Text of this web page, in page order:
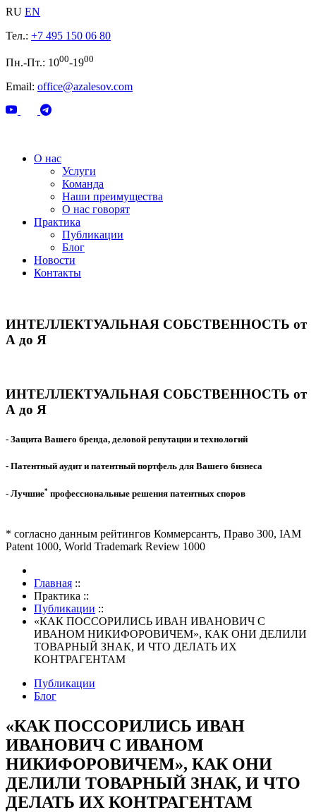
RU EN
Тел.: +7 495 150 06 80
Пн.-Пт.: 1000-1900
Email: office@azalesov.com
О нас
Услуги
Команда
Наши преимущества
О нас говорят
Практика
Публикации
Блог
Новости
Контакты
ИНТЕЛЛЕКТУАЛЬНАЯ СОБСТВЕННОСТЬ от
А до Я
ИНТЕЛЛЕКТУАЛЬНАЯ СОБСТВЕННОСТЬ от
А до Я
- Защита Вашего бренда, деловой репутации и технологий
- Патентный аудит и патентный портфель для Вашего бизнеса
- Лучшие* профессиональные решения патентных споров
* согласно данным рейтингов Коммерсантъ, Право 300, IAM
Patent 1000, World Trademark Review 1000
Главная ::
Практика ::
Публикации ::
«КАК ПОССОРИЛИСЬ ИВАН ИВАНОВИЧ С
ИВАНОМ НИКИФОРОВИЧЕМ», КАК ОНИ ДЕЛИЛИ
ТОВАРНЫЙ ЗНАК, И ЧТО ДЕЛАТЬ ИХ
КОНТРАГЕНТАМ
Публикации
Блог
«КАК ПОССОРИЛИСЬ ИВАН
ИВАНОВИЧ С ИВАНОМ
НИКИФОРОВИЧЕМ», КАК ОНИ
ДЕЛИЛИ ТОВАРНЫЙ ЗНАК, И ЧТО
ДЕЛАТЬ ИХ КОНТРАГЕНТАМ